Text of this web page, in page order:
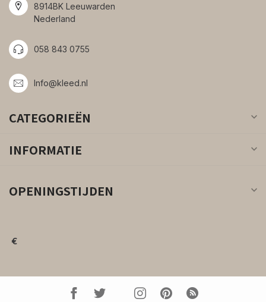
8914BK Leeuwarden
Nederland
058 843 0755
Info@kleed.nl
CATEGORIEËN
INFORMATIE
OPENINGSTIJDEN
€